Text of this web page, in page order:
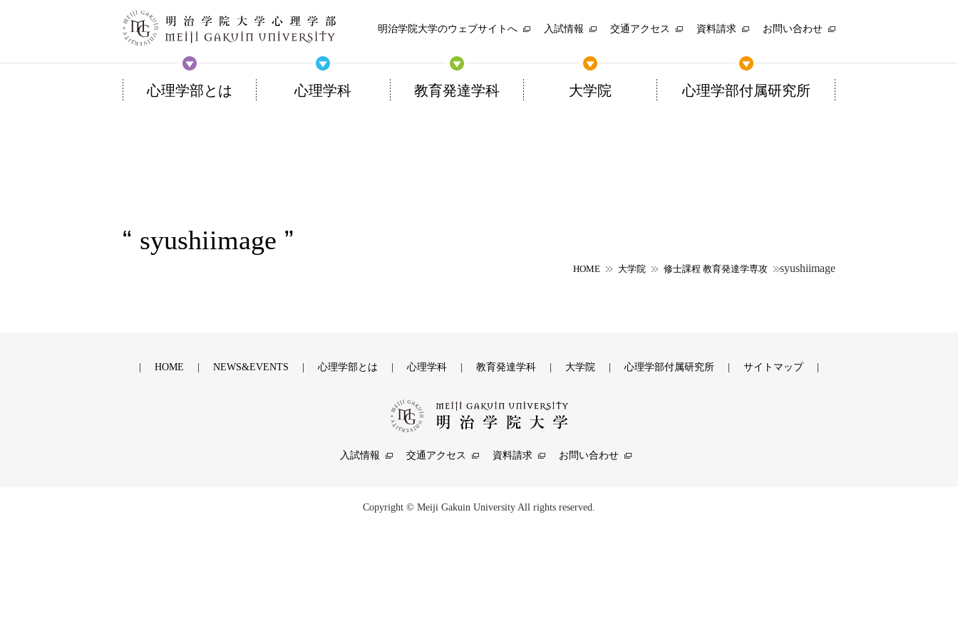
心理学部とは 心理学科 教育発達学科 大学院 心理学部付属研究所
明治学院大学のウェブサイトへ 入試情報 交通アクセス 資料請求 お問い合わせ
HOME 大学院 修士課程 教育発達学専攻 syushiimage
syushiimage
HOME NEWS&EVENTS 心理学部とは 心理学科 教育発達学科 大学院 心理学部付属研究所 サイトマップ
入試情報 交通アクセス 資料請求 お問い合わせ
Copyright © Meiji Gakuin University All rights reserved.